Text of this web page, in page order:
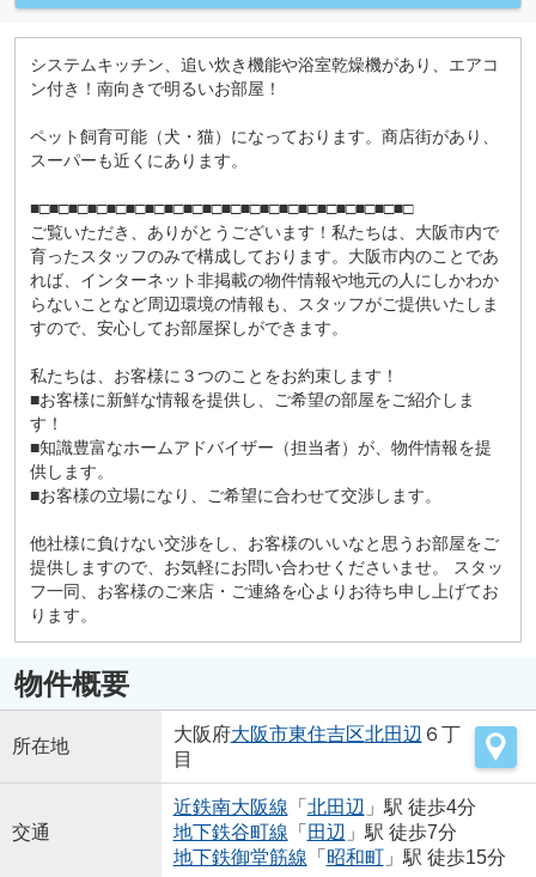
システムキッチン、追い炊き機能や浴室乾燥機があり、エアコ
ン付き！南向きで明るいお部屋！
ペット飼育可能（犬・猫）になっております。商店街があり、
スーパーも近くにあります。
■□■□■□■□■□■□■□■□■□■□■□■□■□■□■□■□■□■□■□■□
ご覧いただき、ありがとうございます！私たちは、大阪市内で
育ったスタッフのみで構成しております。大阪市内のことであ
れば、インターネット非掲載の物件情報や地元の人にしかわか
らないことなど周辺環境の情報も、スタッフがご提供いたしま
すので、安心してお部屋探しができます。
私たちは、お客様に３つのことをお約束します！
■お客様に新鮮な情報を提供し、ご希望の部屋をご紹介しま
す！
■知識豊富なホームアドバイザー（担当者）が、物件情報を提
供します。
■お客様の立場になり、ご希望に合わせて交渉します。
他社様に負けない交渉をし、お客様のいいなと思うお部屋をご
提供しますので、お気軽にお問い合わせくださいませ。 スタッ
フ一同、お客様のご来店・ご連絡を心よりお待ち申し上げてお
ります。
物件概要
所在地
大阪府大阪市東住吉区北田辺 ６丁
目
交通
近鉄南大阪線 「 北田辺 」駅 徒歩4分
地下鉄谷町線 「 田辺 」駅 徒歩7分
地下鉄御堂筋線 「 昭和町」駅 徒歩15分